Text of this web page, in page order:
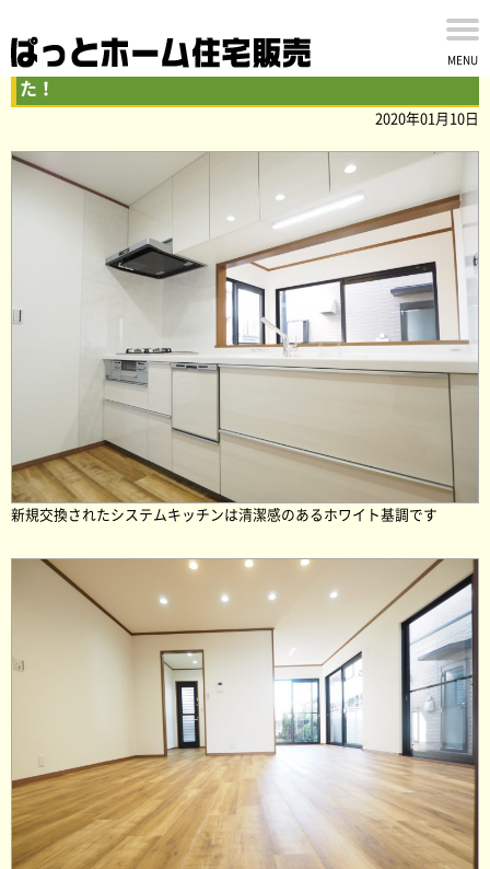
MENU
船橋市南本町の中古戸建の内外装リフォームが完了しまし
た！
2020年01月10日
新規交換されたシステムキッチンは清潔感のあるホワイト基調です